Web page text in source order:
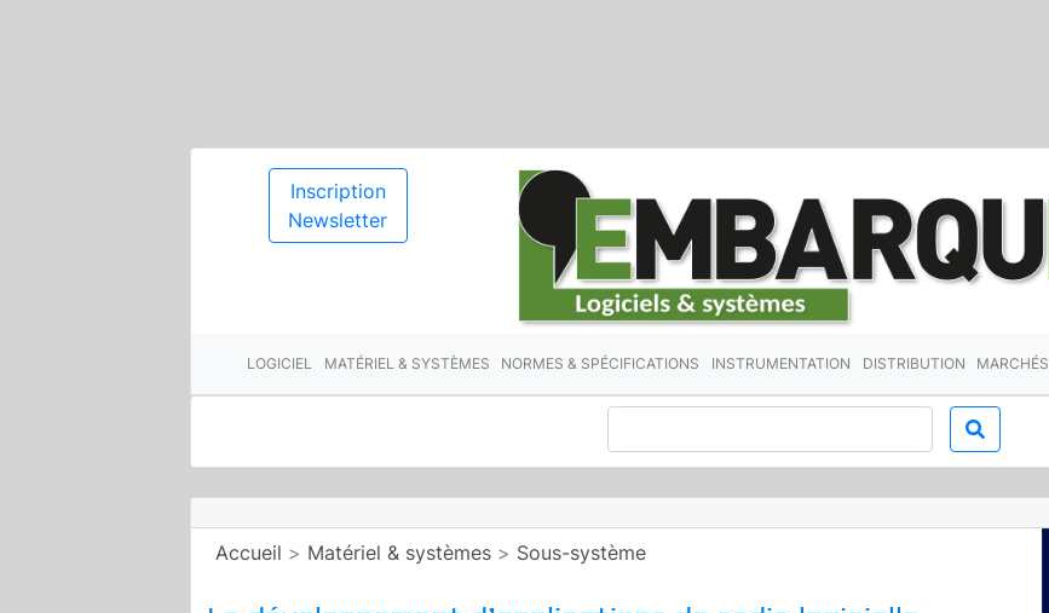
Inscription
Newsletter
LOGICIEL MATÉRIEL & SYSTÈMES NORMES & SPÉCIFICATIONS INSTRUMENTATION DISTRIBUTION MARCHÉS
Accueil > Matériel & systèmes > Sous-système